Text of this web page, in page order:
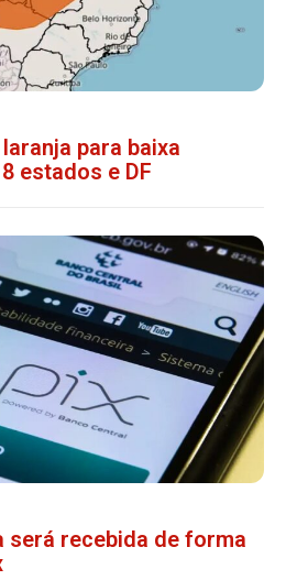
para baixa
estados e DF
será recebida de forma